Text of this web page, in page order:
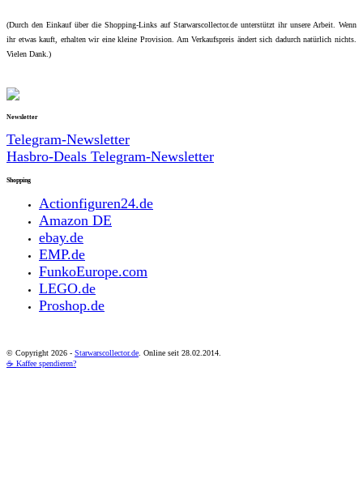
(Durch den Einkauf über die Shopping-Links auf Starwarscollector.de unterstützt ihr unsere Arbeit. Wenn
ihr etwas kauft, erhalten wir eine kleine Provision. Am Verkaufspreis ändert sich dadurch natürlich nichts.
Vielen Dank.)
Newsletter
Telegram-Newsletter
Hasbro-Deals Telegram-Newsletter
Shopping
Actionfiguren24.de
Amazon DE
ebay.de
EMP.de
FunkoEurope.com
LEGO.de
Proshop.de
© Copyright 2026 - Starwarscollector.de . Online seit 28.02.2014.
☕ Kaffee spendieren?